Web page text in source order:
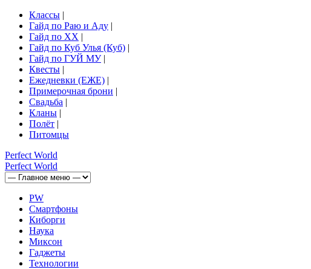
Классы |
Гайд по Раю и Аду |
Гайд по ХХ |
Гайд по Куб Улья (Куб) |
Гайд по ГУЙ МУ|
Квесты |
Ежедневки (ЕЖЕ) |
Примерочная брони |
Свадьба |
Кланы |
Полёт |
Питомцы
Perfect World
Perfect World
PW
Смартфоны
Киборги
Наука
Миксон
Гаджеты
Технологии